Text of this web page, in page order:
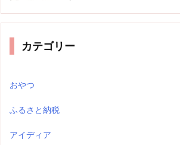
カテゴリー
おやつ
ふるさと納税
アイディア